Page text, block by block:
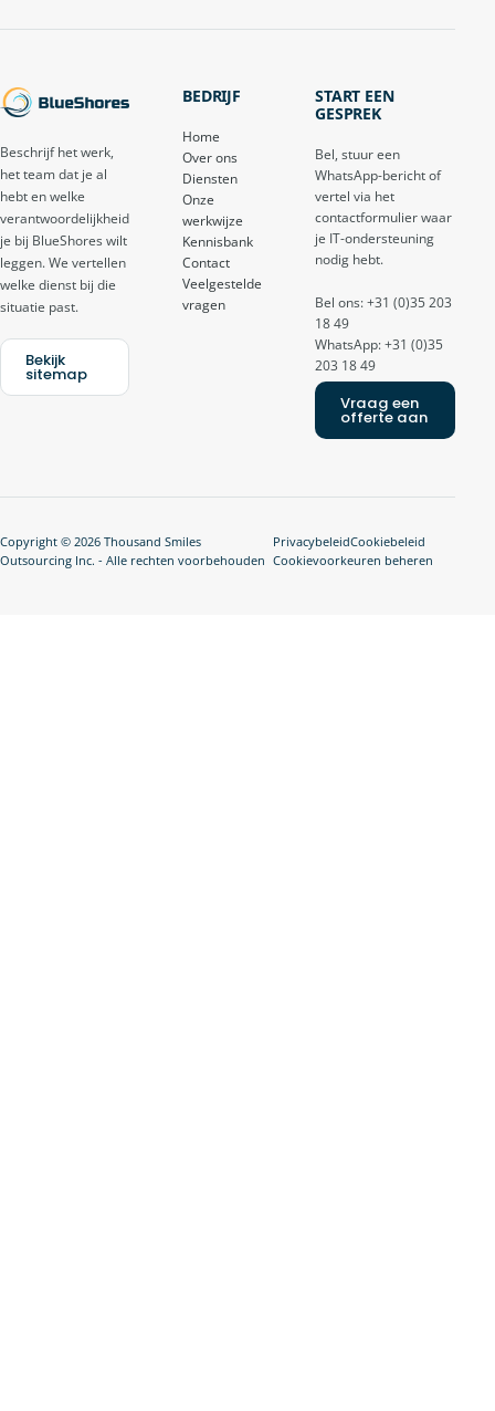
Beschrijf het werk,
het team dat je al
hebt en welke
verantwoordelijkheid
je bij BlueShores wilt
leggen. We vertellen
welke dienst bij die
situatie past.
Bekijk
sitemap
BEDRIJF
Home
Over ons
Diensten
Onze
werkwijze
Kennisbank
Contact
Veelgestelde
vragen
START EEN
GESPREK
Bel, stuur een
WhatsApp-bericht of
vertel via het
contactformulier waar
je IT-ondersteuning
nodig hebt.
Bel ons: +31 (0)35 203
18 49
WhatsApp: +31 (0)35
203 18 49
Vraag een
offerte aan
Copyright © 2026 Thousand Smiles
Outsourcing Inc. - Alle rechten voorbehouden
PrivacybeleidCookiebeleid
Cookievoorkeuren beheren